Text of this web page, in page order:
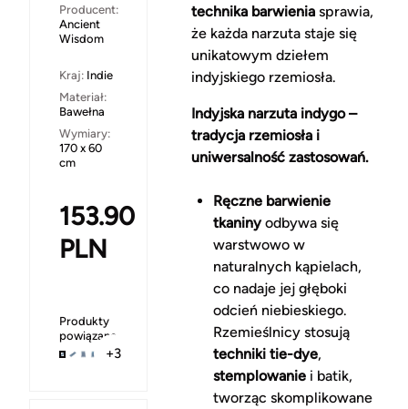
Producent:
Ancient
Wisdom
Kraj: Indie
Materiał:
Bawełna
Wymiary:
170 x 60
cm
153.90
PLN
Produkty
powiązane
+3
technika barwieniasprawia,
że każda narzuta staje się
unikatowym dziełem
indyjskiego rzemiosła.
Indyjska narzuta indygo –
tradycja rzemiosła i
uniwersalność zastosowań.
Ręczne barwienie
tkaninyodbywa się
warstwowo w
naturalnych kąpielach,
co nadaje jej głęboki
odcień niebieskiego.
Rzemieślnicy stosują
techniki tie-dye,
stemplowaniei batik,
tworząc skomplikowane